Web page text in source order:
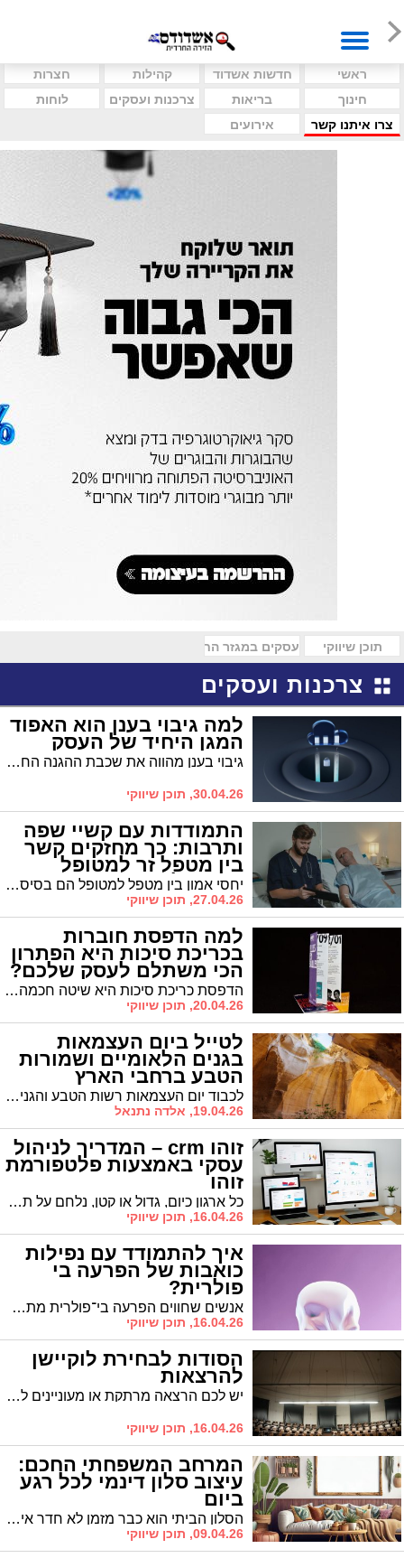
ראשי חדשות אשדוד קהילות
חצרות
חינוך
בריאות צרכנות ועסקים
לוחות
צרו איתנו קשר
אירועים
תוכן שיווקי עסקים במגזר החרדי
צרכנות ועסקים
למה גיבוי בענן הוא האפוד
המגן היחיד של העסק
גיבוי בענן מהווה את שכבת ההגנה החשובה ביותר למידע הארגוני שלכם מכיוון שהוא מנתק את הקשר בין הקיום הפיזי של המשרד לבין היכולת שלכם להמשיך לעבוד.
30.04.26, תוכן שיווקי
התמודדות עם קשיי שפה
ותרבות: כך מחזקים קשר
בין מטפל זר למטופל
בישראל יחסי אמון בין מטפל למטופל הם בסיס לטיפול איכותי, בטוח ומכבד. כאשר הטיפול מתבצע על ידי עובד זר המגיע מתרבות אחרת, עם שפה ונהגים שונים, מתווסף אתגר משמעותי של תקשורת והבנה הדדית. התמודדות נכונה עם האתגר הזה משפיעה ישירות על איכות החיים של המטופל, על תחושת הביטחון של המשפחה ועל שביעות הרצון של המטפל עצמו.
27.04.26, תוכן שיווקי
למה הדפסת חוברות
בכריכת סיכות היא הפתרון
הכי משתלם לעסק שלכם?
הדפסת כריכת סיכות היא שיטה חכמה שמאזנת בין עלות נמוכה, מראה מקצועי וזמן ייצור מהיר. אבל מאחורי הפשטות הזו מסתתרת מערכת שלמה של שיקולים טכניים, גרפיים ושיווקיים שהופכים את כריכת הסיכות (Saddie Stiching) לבחירה הכי רווחית לבעלי עסקים שמדפיסים חוברות באופן קבוע.
20.04.26, תוכן שיווקי
לטייל ביום העצמאות
בגנים הלאומיים ושמורות
הטבע ברחבי הארץ
לכבוד יום העצמאות רשות הטבע והגנים מזמינה את הציבור לצאת אל המרחבים הפתוחים ולחגוג את החג הלאומי בגנים הלאומיים ושמורות הטבע, עם מגוון פעילויות המחברות בין טבע, מורשת והיסטוריה ישראלית.
19.04.26, אלדה נתנאל
זוהו crm – המדריך לניהול
עסקי באמצעות פלטפורמת
זוהו
כל ארגון כיום, גדול או קטן, נלחם על תשומת ליבו של הלקוח אך כאשר אין יכולות טכנולוגיות התחרות על תשומת ליבו של הלקוח הופכת למאתגרת וקשה. מערכת זוהו crm נחשבת כיום לאחת הפלטפורמות המובילות בעולם לניהול קשרי לקוחות והיא משרתת מאות אלפי ארגונים מכל מגזרי המשק. זוהו מספקת מענה לכל האתגרים תחת קורת גג אחת, תוך יצירת זרימת עבודה חלקה המקשרת בין המחלקות השונות. המערכת כוללת מעטפת רחבה הכוללת שירותי דואר אלקטרוני, ניהול טפסים חכמים, מערכות תמיכה טכנית וכלי ניתוח נתונים כאשר כולם מסתנכרנים זה עם זה באופן טבעי.
16.04.26, תוכן שיווקי
איך להתמודד עם נפילות
כואבות של הפרעה בי
פולרית?
אנשים שחווים הפרעה בי־פולרית מתמודדים עם תנודות קיצוניות בין עוצמה כמעט מסחררת לבין ריקנות עמוקה. ההתמודדות מתחילה בהבנה אמיתית של מה שקורה במוח, ממשיכה באבחון מדויק, ונשענת על שילוב נכון בין טיפול תרופתי לליווי רגשי.
16.04.26, תוכן שיווקי
הסודות לבחירת לוקיישן
להרצאות
יש לכם הרצאה מרתקת או מעוניינים לארגן סדרת הרצאות? ההחלטה הקריטית ביותר היא לבחור אולם להרצאה שיעמוד בסטנדרט הגבוה ביותר ויתאים בדיוק לקהל, לקונספט ולאווירה ושיגרום לכך שההרצאה שלכם תיזכר לטובה. לפניכם מדריך לבחירת אולם להרצאה שישרת את המטרה של ההרצאה מבחירת המיקום הגיאוגרפי דרך תשתית טכנולוגית ועד עיצוב, אווירה וקולינריה משובחת:
16.04.26, תוכן שיווקי
המרחב המשפחתי החכם:
עיצוב סלון דינמי לכל רגע
ביום
הסלון הביתי הוא כבר מזמן לא חדר אירוח רשמי שנשמר לאורחים בלבד. כיום הוא אחד מהחללים המרכזיים ביותר של הבית, והמרחב שבו מתרחשת רוב הפעילות המשפחתית. לכן אנחנו מצפים שהסלון שלנו יתאים למגוון רחב של מצבים במהלך השבוע: לאירוח חברים באווירה נעימה בערבי שישי, לצפייה זוגית משותפת בסרט בסוף היום וגם לזמן המשחק של הילדים בשבת בבוקר.
09.04.26, תוכן שיווקי